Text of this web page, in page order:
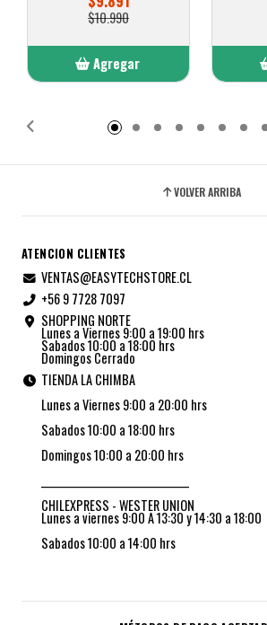
$10.990
Agregar
VOLVER ARRIBA
ATENCION CLIENTES
VENTAS@EASYTECHSTORE.CL
+56 9 7728 7097
SHOPPING NORTE
Lunes a Viernes 9:00 a 19:00 hrs
Sabados 10:00 a 18:00 hrs
Domingos Cerrado
TIENDA LA CHIMBA
Lunes a Viernes 9:00 a 20:00 hrs
Sabados 10:00 a 18:00 hrs
Domingos 10:00 a 20:00 hrs
CHILEXPRESS - WESTER UNION
Lunes a viernes 9:00 A 13:30 y 14:30 a 18:00
Sabados 10:00 a 14:00 hrs